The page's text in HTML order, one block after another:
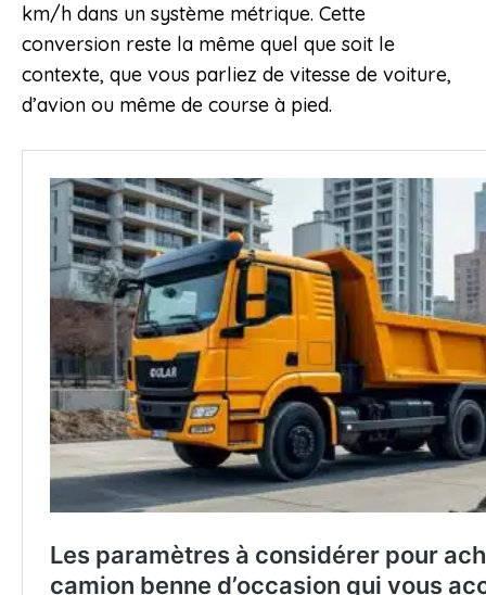
km/h dans un système métrique. Cette
conversion reste la même quel que soit le
contexte, que vous parliez de vitesse de voiture,
d’avion ou même de course à pied.